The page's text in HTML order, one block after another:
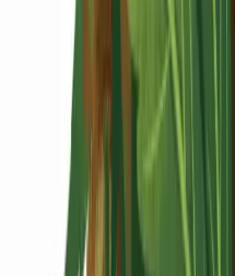
Kapseln